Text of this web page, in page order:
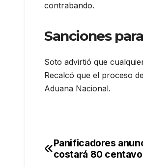
contrabando.
Sanciones
Soto advirtió que
Recalcó que el proceso
Aduana Nacional.
Navegación
Panificadores
costará 80